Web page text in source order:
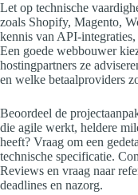
Let op technische
zoals Shopify, Magento,
kennis van API-
Een goede webbouwer
hostingpartners ze
en welke betaalproviders
Beoordeel de
die agile werkt, heldere
heeft? Vraag om een
technische specificatie.
Reviews en vraag naar
deadlines en nazorg.